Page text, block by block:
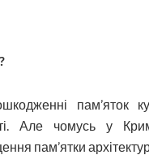
пам’яток
Але чомусь у
пам’ятки